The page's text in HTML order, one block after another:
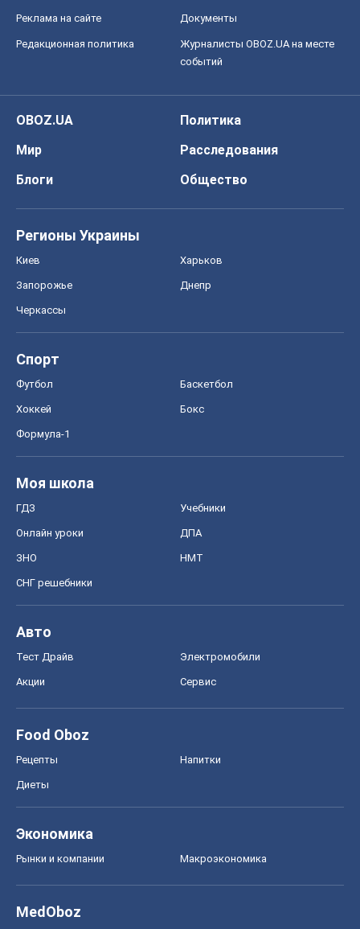
Реклама на сайте Документы
Редакционная политика
Журналисты OBOZ.UA на месте
событий
OBOZ.UA
Политика
Мир
Расследования
Блоги
Общество
Регионы Украины
Киев Харьков
Запорожье Днепр
Черкассы
Спорт
Футбол Баскетбол
Хоккей Бокс
Формула-1
Моя школа
ГДЗ Учебники
Онлайн уроки ДПА
ЗНО НМТ
СНГ решебники
Авто
Тест Драйв Электромобили
Акции Сервис
Food Oboz
Рецепты Напитки
Диеты
Экономика
Рынки и компании Mакроэкономика
MedOboz